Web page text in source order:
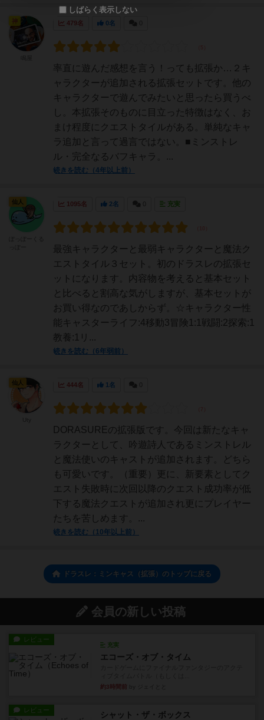
479名 0名
率直に遊んだ感想を言う！っても拡張か…２キ
ャラクターが追加される拡張セットです。他の
キャラクターで遊んでみたいと思ったら買うべ
し。本拡張そのものに目立った特徴はなく、お
まけ程度にクエストタイルがある。単純なキャ
ラ追加と言って過言ではない。■ミンストレ
ル・完全なるバフキャラ。...
続きを読む（4年以上前）
神
1095名 2名 充実
最強キャラクターと最弱キャラクターと魔法ク
エストタイル３セット。初のドラスレの拡張セ
ットになります。内容物を考えると基本セット
と比べると割高な気がしますが、基本セットが
お買い得なのであしからず。☆キャラクター性
能キャスターライフ:4移動3冒険1:1戦闘:2探索:1
教養:1リ...
続きを読む（6年弱前）
仙人
444名 1名
DORASUREの拡張版です。今回は新たなキャ
ラクターとして、吟遊詩人であるミンストレル
と魔法使いのキャストが追加されます。どちら
も可愛いです。（重要）更に、新要素としてク
エスト失敗時に次回以降のクエスト成功率が低
下する魔法クエストが追加され更にプレイヤー
たちを苦しめます。...
続きを読む（10年以上前）
仙人
ドラスレ：ミンキャス（拡張）のトップに戻る
会員の新しい投稿
レビュー
充実
エコーズ・オブ・タイム
約3時間前
レビュー シャット・ザ・ボックス
しばらく表示しない